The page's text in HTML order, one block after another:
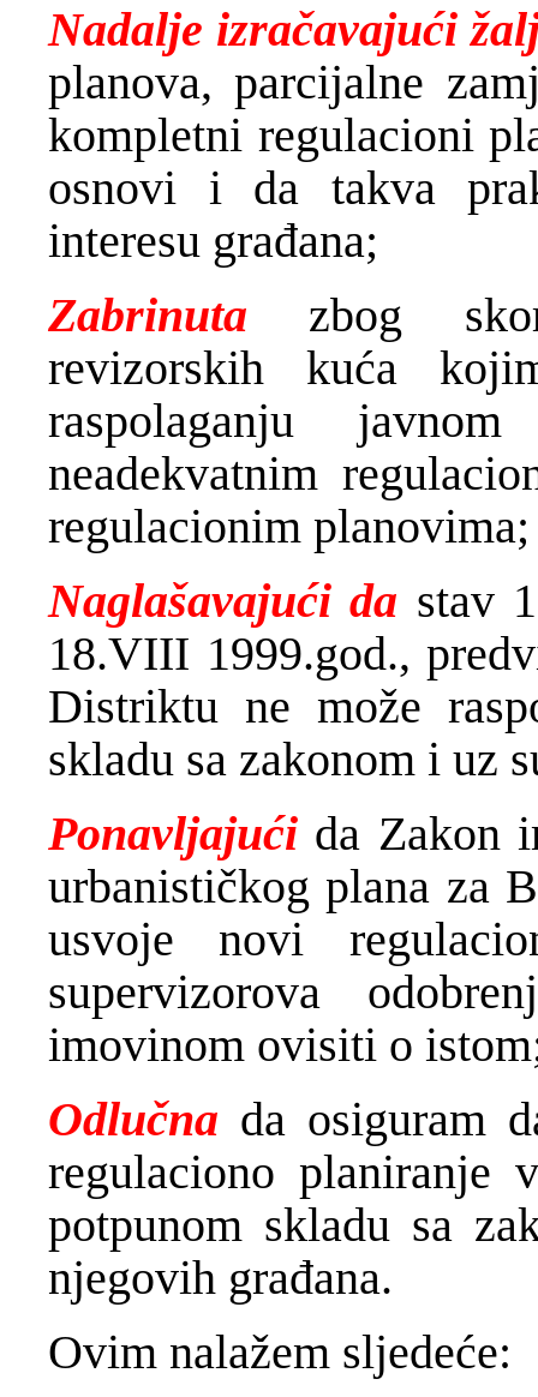
Nadalje izračavajući
planova, parcijalne
kompletni regulacioni
osnovi i da takva
interesu građana;
Zabrinuta zbog
revizorskih kuća
raspolaganju
neadekvatnim
regulacionim planovima;
Naglašavajući da stav
18.VIII 1999.god.,
Distriktu ne može
skladu sa zakonom i uz
Ponavljajući da Zakon
urbanističkog plana za
usvoje novi
supervizorova
imovinom ovisiti o
Odlučna da osiguram
regulaciono planiranje
potpunom skladu sa
njegovih građana.
Ovim nalažem sljedeće: